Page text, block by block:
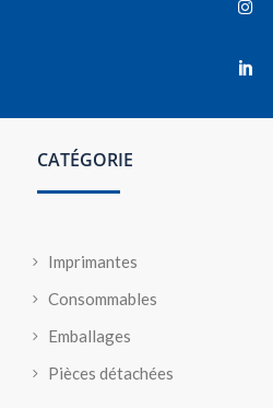


CATÉGORIE
Imprimantes
Consommables
Emballages
Pièces détachées